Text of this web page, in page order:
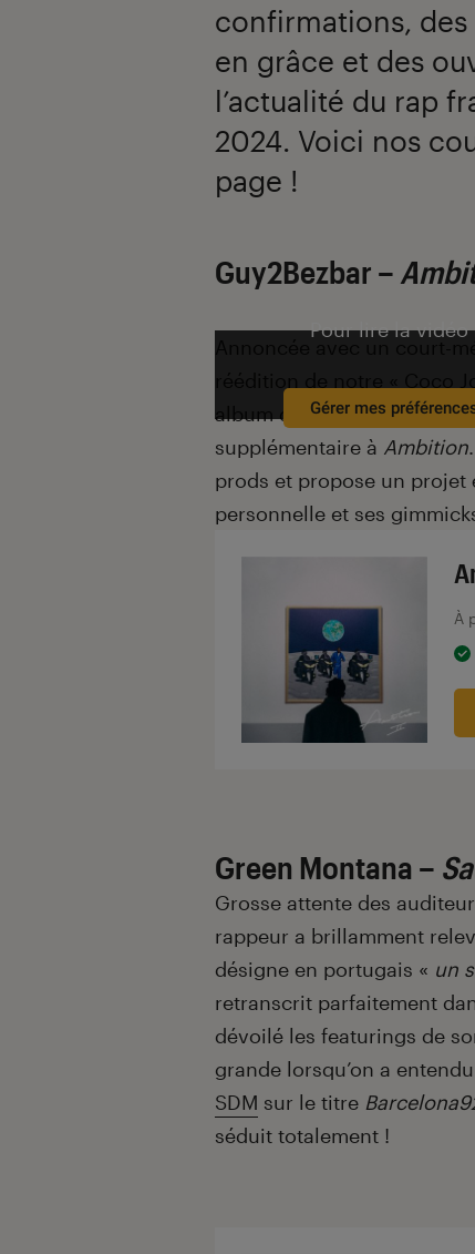
confirmations, des
en grâce et des
l’actualité du rap
2024. Voici nos
page !
Guy2Bezbar –
Pour lire la
Gérer mes
Annoncée avec un court-
album qui a conquis le
supplémentaire à Ambition
prods et propose un projet
personnelle et ses
À
Green Montana –
Grosse attente des
rappeur a brillamment
désigne en portugais « un
retranscrit parfaitement
dévoilé les featurings de
grande lorsqu’on a entendu
SDM sur le titre
séduit totalement !